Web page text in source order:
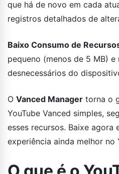
que há de novo em cada
registros detalhados de
Baixo Consumo de
pequeno (menos de 5 MB)
desnecessários do
O Vanced Manager torna o
YouTube Vanced simples,
esses recursos. Baixe agora
experiência ainda melhor no